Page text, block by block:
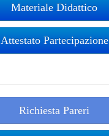
Materiale Didattico
Attestato Partecipazione
Richiesta Pareri